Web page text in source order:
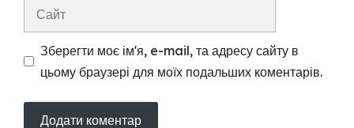
Зберегти моє ім'я, e-mail, та адресу сайту в
цьому браузері для моїх подальших коментарів.